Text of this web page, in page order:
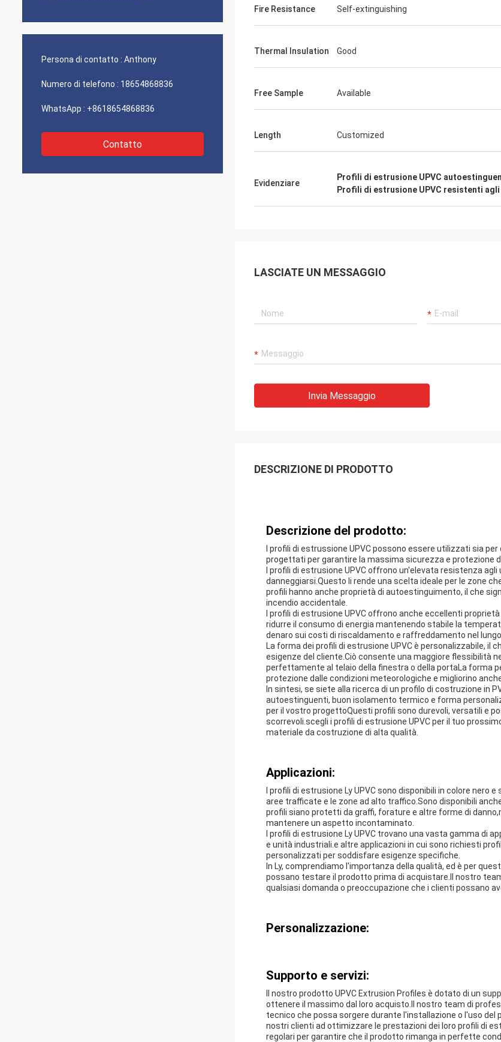
Persona di contatto : Anthony
Numero di telefono : 18654868836
WhatsApp : +8618654868836
Contatto
Fire Resistance Self-extinguishing
Thermal Insulation Good
Free Sample Available
Length Customized
Evidenziare
Profili di estrusione UPVC
Profili di estrusione UPVC resistenti
LASCIATE UN MESSAGGIO
Invia Messaggio
DESCRIZIONE DI PRODOTTO
Descrizione del prodotto:
I profili di estrussione UPVC possono essere utilizzati sia
progettati per garantire la massima sicurezza e protezione
I profili di estrusione UPVC offrono un'elevata resistenza
danneggiarsi.Questo li rende una scelta ideale per le zone
profili hanno anche proprietà di autoestinguimento, il che
incendio accidentale.
I profili di estrusione UPVC offrono anche eccellenti
ridurre il consumo di energia mantenendo stabile la
denaro sui costi di riscaldamento e raffreddamento nel lungo
La forma dei profili di estrusione UPVC è personalizzabile,
esigenze del cliente.Ciò consente una maggiore flessibilità
perfettamente al telaio della finestra o della portaLa forma
protezione dalle condizioni meteorologiche e migliorino
In sintesi, se siete alla ricerca di un profilo di costruzione in
autoestinguenti, buon isolamento termico e forma
per il vostro progettoQuesti profili sono durevoli, versatili e
scorrevoli.scegli i profili di estrusione UPVC per il tuo
materiale da costruzione di alta qualità.
Applicazioni:
I profili di estrusione Ly UPVC sono disponibili in colore
aree trafficate e le zone ad alto traffico.Sono disponibili
profili siano protetti da graffi, forature e altre forme di
mantenere un aspetto incontaminato.
I profili di estrusione Ly UPVC trovano una vasta gamma di
e unità industriali.e altre applicazioni in cui sono richiesti
personalizzati per soddisfare esigenze specifiche.
In Ly, comprendiamo l'importanza della qualità, ed è per
possano testare il prodotto prima di acquistare.Il nostro
qualsiasi domanda o preoccupazione che i clienti possano
Personalizzazione:
Supporto e servizi:
Il nostro prodotto UPVC Extrusion Profiles è dotato di un
ottenere il massimo dal loro acquisto.Il nostro team di
tecnico che possa sorgere durante l'installazione o l'uso
nostri clienti ad ottimizzare le prestazioni dei loro profili di
regolari per garantire che il prodotto rimanga in perfette